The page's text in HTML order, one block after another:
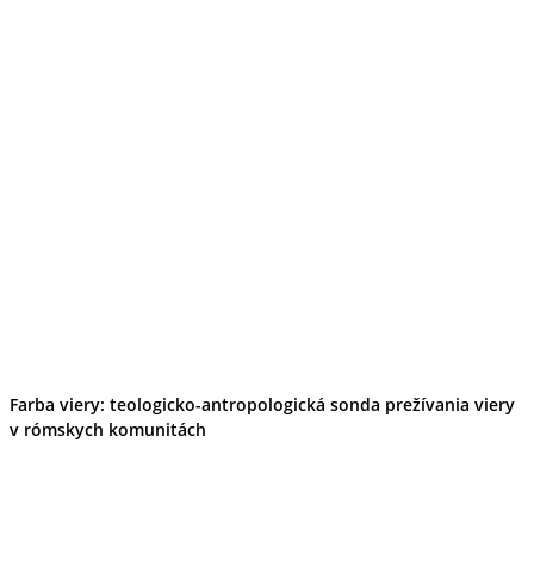
Farba viery: teologicko-antropologická sonda prežívania viery
v rómskych komunitách